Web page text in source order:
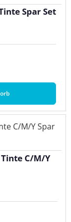
Spar Set
C/M/Y